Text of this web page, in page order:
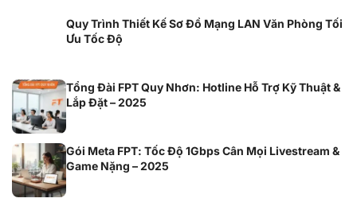
Quy Trình Thiết Kế Sơ Đồ Mạng LAN Văn Phòng Tối
Ưu Tốc Độ
Tổng Đài FPT Quy Nhơn: Hotline Hỗ Trợ Kỹ Thuật &
Lắp Đặt – 2025
Gói Meta FPT: Tốc Độ 1Gbps Cân Mọi Livestream &
Game Nặng – 2025